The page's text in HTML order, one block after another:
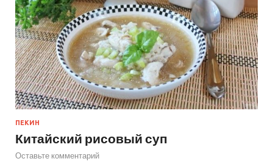
ПЕКИН
Китайский рисовый суп
Оставьте комментарий